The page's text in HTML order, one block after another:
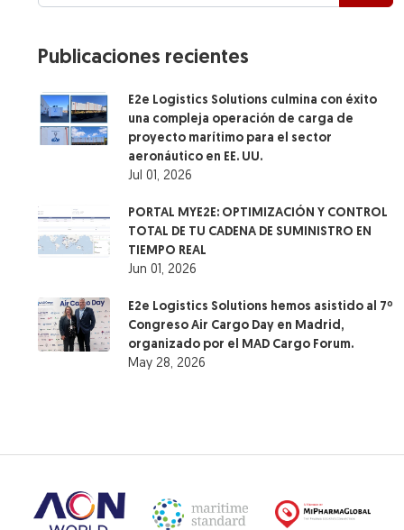
Publicaciones recientes
E2e Logistics Solutions culmina con éxito
una compleja operación de carga de
proyecto marítimo para el sector
aeronáutico en EE. UU.
Jul 01, 2026
PORTAL MYE2E: OPTIMIZACIÓN Y CONTROL
TOTAL DE TU CADENA DE SUMINISTRO EN
TIEMPO REAL
Jun 01, 2026
E2e Logistics Solutions hemos asistido al 7º
Congreso Air Cargo Day en Madrid,
organizado por el MAD Cargo Forum.
May 28, 2026